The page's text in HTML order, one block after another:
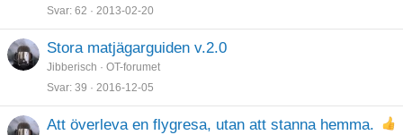
Svar 62 2013-02-20
Stora matjägarguiden v.2.0
Jibberisch
OT-forumet
Svar 39 2016-12-05
Att överleva en flygresa, utan att stanna hemma.